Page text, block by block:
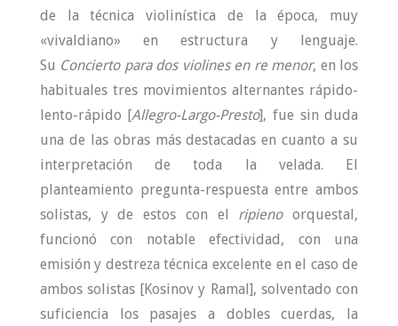
de la técnica violinística de la época, muy
«vivaldiano» en estructura y lenguaje.
Su Concierto para dos violines en re menor, en los
habituales tres movimientos alternantes rápido-
lento-rápido [Allegro-Largo-Presto], fue sin duda
una de las obras más destacadas en cuanto a su
interpretación de toda la velada. El
planteamiento pregunta-respuesta entre ambos
solistas, y de estos con el ripienoorquestal,
funcionó con notable efectividad, con una
emisión y destreza técnica excelente en el caso de
ambos solistas [Kosinov y Ramal], solventado con
suficiencia los pasajes a dobles cuerdas, la